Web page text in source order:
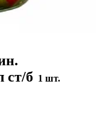
ст/б 1 шт.